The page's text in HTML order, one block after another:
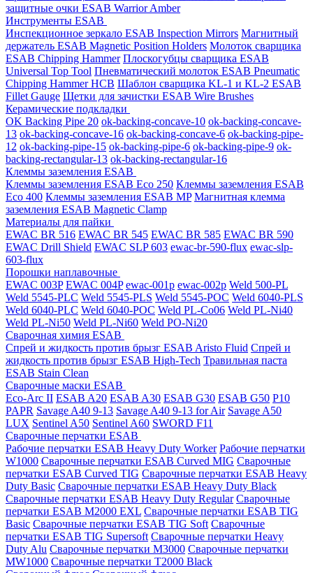
защитные очки ESAB Warrior Amber
Инструменты ESAB
Инспекционное зеркало ESAB Inspection Mirrors Магнитный
держатель ESAB Magnetic Position Holders Молоток сварщика
ESAB Chipping Hammer Плоскогубцы сварщика ESAB
Universal Top Tool Пневматический молоток ESAB Pneumatic
Chipping Hammer HCB Шаблон сварщика KL-1 и KL-2 ESAB
Fillet Gauge Щетки для зачистки ESAB Wire Brushes
Керамические подкладки
OK Backing Pipe 20 ok-backing-concave-10 ok-backing-concave-
13 ok-backing-concave-16 ok-backing-concave-6 ok-backing-pipe-
12 ok-backing-pipe-15 ok-backing-pipe-6 ok-backing-pipe-9 ok-
backing-rectangular-13 ok-backing-rectangular-16
Клеммы заземления ESAB
Клеммы заземления ESAB Eco 250 Клеммы заземления ESAB
Eco 400 Клеммы заземления ESAB MP Магнитная клемма
заземления ESAB Magnetic Clamp
Материалы для пайки
EWAC BR 516 EWAC BR 545 EWAC BR 585 EWAC BR 590
EWAC Drill Shield EWAC SLP 603 ewac-br-590-flux ewac-slp-
603-flux
Порошки наплавочные
EWAC 003P EWAC 004P ewac-001p ewac-002p Weld 500-PL
Weld 5545-PLC Weld 5545-PLS Weld 5545-POC Weld 6040-PLS
Weld 6040-PLС Weld 6040-POC Weld PL-Co06 Weld PL-Ni40
Weld PL-Ni50 Weld PL-Ni60 Weld PO-Ni20
Сварочная химия ESAB
Спрей и жидкость против брызг ESAB Aristo Fluid Спрей и
жидкость против брызг ESAB High-Tech Травильная паста
ESAB Stain Clean
Сварочные маски ESAB
Eco-Arc II ESAB A20 ESAB A30 ESAB G30 ESAB G50 P10
PAPR Savage A40 9-13 Savage A40 9-13 for Air Savage A50
LUX Sentinel A50 Sentinel A60 SWORD F11
Сварочные перчатки ESAB
Рабочие перчатки ESAB Heavy Duty Worker Рабочие перчатки
W1000 Сварочные перчатки ESAB Curved MIG Сварочные
перчатки ESAB Curved TIG Сварочные перчатки ESAB Heavy
Duty Basic Сварочные перчатки ESAB Heavy Duty Black
Сварочные перчатки ESAB Heavy Duty Regular Сварочные
перчатки ESAB M2000 EXL Сварочные перчатки ESAB TIG
Basic Сварочные перчатки ESAB TIG Soft Сварочные
перчатки ESAB TIG Supersoft Сварочные перчатки Heavy
Duty Alu Сварочные перчатки M3000 Сварочные перчатки
MW1000 Сварочные перчатки T2000 Black